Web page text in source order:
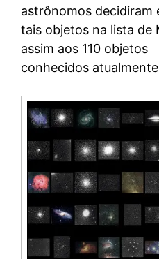
astrônomos decidiram
tais objetos na lista de
assim aos 110 objetos
conhecidos